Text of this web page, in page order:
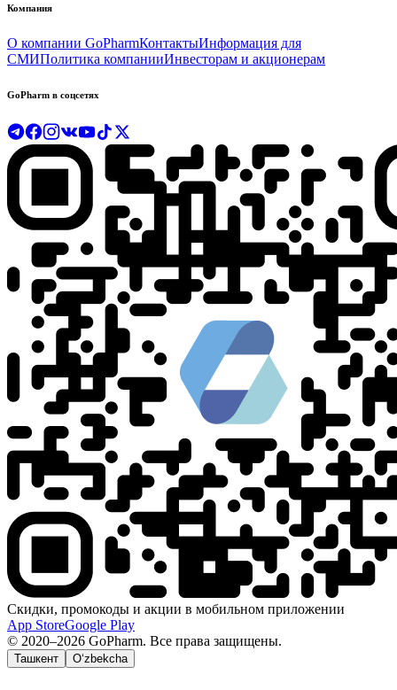
Компания
О компании GoPharmКонтактыИнформация для
СМИПолитика компанииИнвесторам и акционерам
GoPharm в соцсетях
Скидки, промокоды и акции в мобильном приложении
App StoreGoogle Play
© 2020–2026 GoPharm. Все права защищены.
Ташкент O‘zbekcha